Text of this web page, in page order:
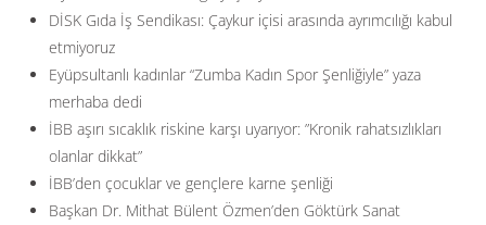
DİSK Gıda İş Sendikası: Çaykur içisi arasında ayrımcılığı kabul
etmiyoruz
Eyüpsultanlı kadınlar “Zumba Kadın Spor Şenliğiyle” yaza
merhaba dedi
İBB aşırı sıcaklık riskine karşı uyarıyor: ”Kronik rahatsızlıkları
olanlar dikkat”
İBB’den çocuklar ve gençlere karne şenliği
Başkan Dr. Mithat Bülent Özmen’den Göktürk Sanat